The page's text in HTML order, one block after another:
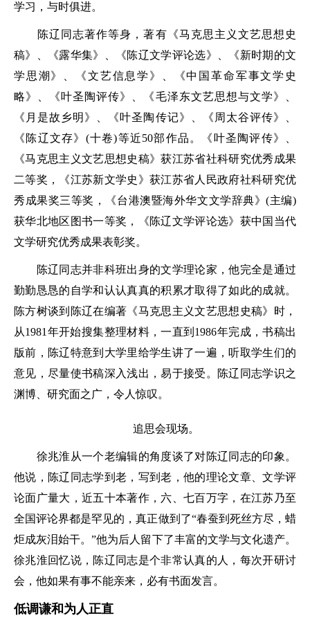
学习，与时俱进。
陈辽同志著作等身，著有《马克思主义文艺思想史
稿》、《露华集》、《陈辽文学评论选》、《新时期的文
学思潮》、《文艺信息学》、《中国革命军事文学史
略》、《叶圣陶评传》、《毛泽东文艺思想与文学》、
《月是故乡明》、《叶圣陶传记》、《周太谷评传》、
《陈辽文存》(十卷)等近50部作品。《叶圣陶评传》、
《马克思主义文艺思想史稿》获江苏省社科研究优秀成果
二等奖，《江苏新文学史》获江苏省人民政府社科研究优
秀成果奖三等奖，《台港澳暨海外华文文学辞典》(主编)
获华北地区图书一等奖，《陈辽文学评论选》获中国当代
文学研究优秀成果表彰奖。
陈辽同志并非科班出身的文学理论家，他完全是通过
勤勤恳恳的自学和认认真真的积累才取得了如此的成就。
陈方树谈到陈辽在编著《马克思主义文艺思想史稿》时，
从1981年开始搜集整理材料，一直到1986年完成，书稿出
版前，陈辽特意到大学里给学生讲了一遍，听取学生们的
意见，尽量使书稿深入浅出，易于接受。陈辽同志学识之
渊博、研究面之广，令人惊叹。
追思会现场。
徐兆淮从一个老编辑的角度谈了对陈辽同志的印象。
他说，陈辽同志学到老，写到老，他的理论文章、文学评
论面广量大，近五十本著作，六、七百万字，在江苏乃至
全国评论界都是罕见的，真正做到了“春蚕到死丝方尽，蜡
炬成灰泪始干。”他为后人留下了丰富的文学与文化遗产。
徐兆淮回忆说，陈辽同志是个非常认真的人，每次开研讨
会，他如果有事不能亲来，必有书面发言。
低调谦和为人正直